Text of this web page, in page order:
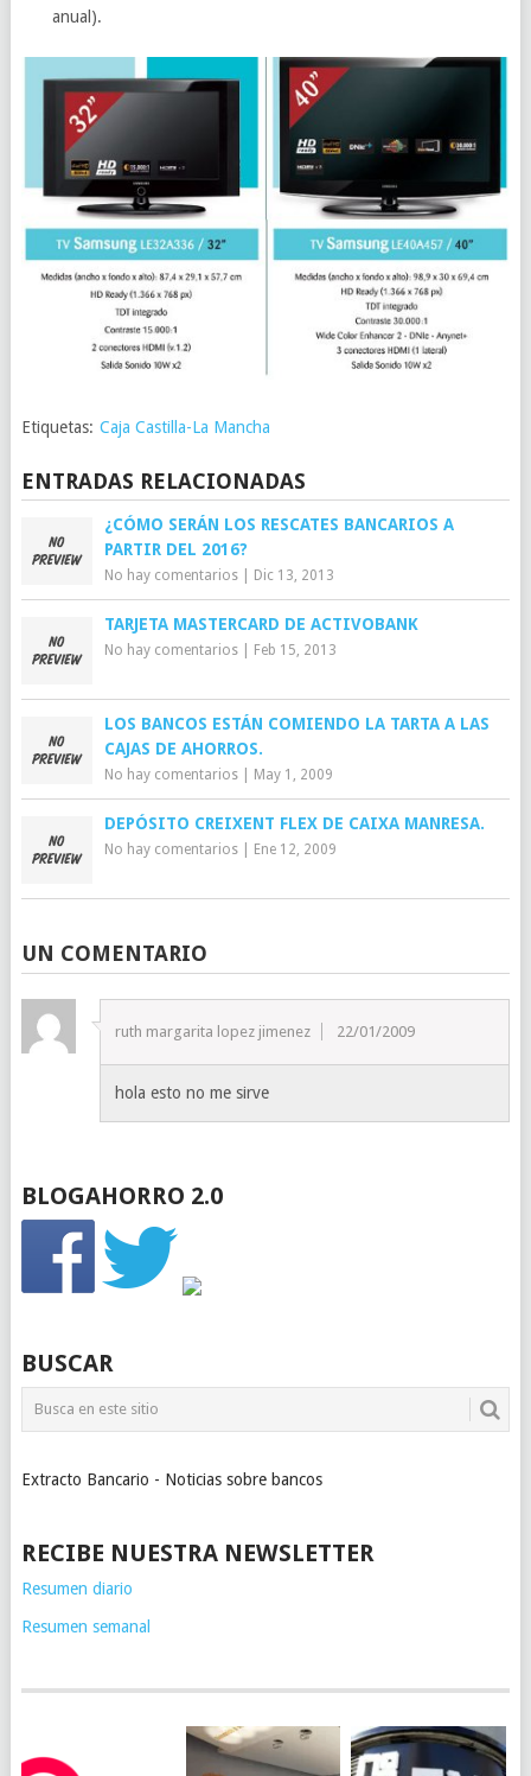
anual).
Etiquetas: Caja Castilla-La Mancha
ENTRADAS RELACIONADAS
¿CÓMO SERÁN LOS RESCATES BANCARIOS A
PARTIR DEL 2016?
No hay comentarios| Dic 13, 2013
TARJETA MASTERCARD DE ACTIVOBANK
No hay comentarios| Feb 15, 2013
LOS BANCOS ESTÁN COMIENDO LA TARTA A LAS
CAJAS DE AHORROS.
No hay comentarios| May 1, 2009
DEPÓSITO CREIXENT FLEX DE CAIXA MANRESA.
No hay comentarios| Ene 12, 2009
UN COMENTARIO
ruth margarita lopez jimenez 22/01/2009
hola esto no me sirve
BLOGAHORRO 2.0
BUSCAR
Extracto Bancario - Noticias sobre bancos
RECIBE NUESTRA NEWSLETTER
Resumen diario
Resumen semanal